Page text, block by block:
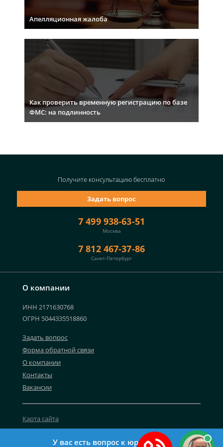
Апелляционная жалоба
Как проверить временную регистрацию по базе
ФМС: на подлинность
О компании
ИНН 2171630768
ОГРН 5044335518860
Задать вопрос
Форма обратной связи
О компании
Контакты
Вакансии
Карта сайта
Политика персональных данных
7 499 938-63-51
Москва
7 812 467-37-86
Санкт-Петербург
Задать вопрос
Получите консультациюбесплатно
У вас есть вопрос к юристу?